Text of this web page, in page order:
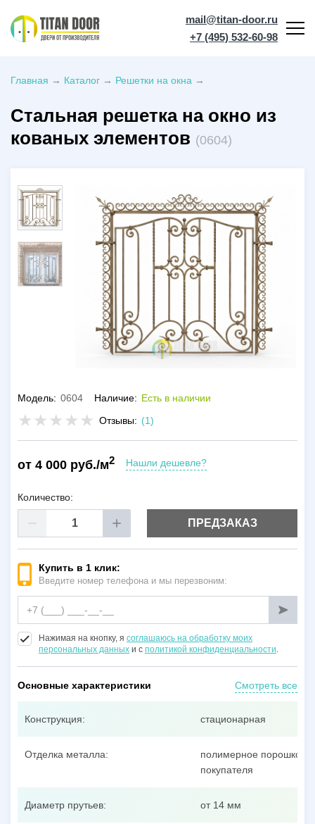
mail@titan-door.ru
+7 (495) 532-60-98
Главная → Каталог → Решетки на окна →
Стальная решетка на окно из
кованых элементов (0604)
Модель: 0604 Наличие: Есть в наличии
Отзывы: (1)
от 4 000 руб./м2 Нашли дешевле?
Количество:
ПРЕДЗАКАЗ
Купить в 1 клик:
Введите номер телефона и мы перезвоним:
Нажимая на кнопку, я соглашаюсь на обработку моих
персональных данных и с политикой конфиденциальности.
Основные характеристики Смотреть все
Конструкция: стационарная
Отделка металла:
полимерное
покупателя
Диаметр прутьев: от 14 мм